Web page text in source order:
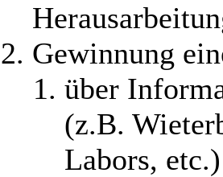
Gewinnung
über
(z.B.
Labors,